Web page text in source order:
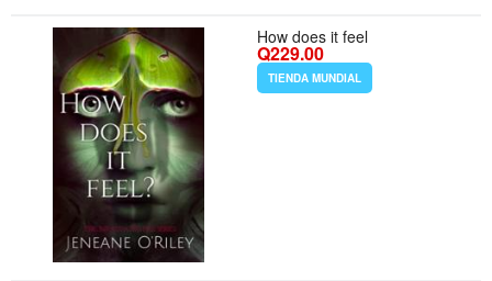
How does it feel
Q229.00
TIENDA MUNDIAL